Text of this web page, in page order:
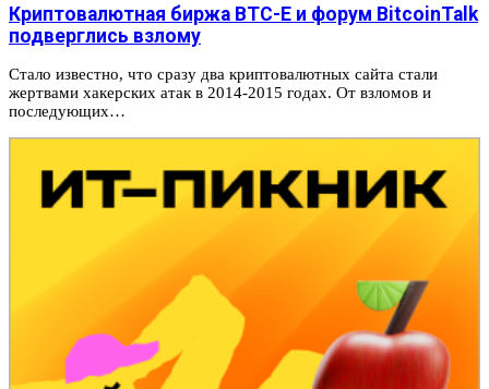
Криптовалютная биржа BTC-E и форум BitcoinTalk
подверглись взлому
Стало известно, что сразу два криптовалютных сайта стали
жертвами хакерских атак в 2014-2015 годах. От взломов и
последующих…